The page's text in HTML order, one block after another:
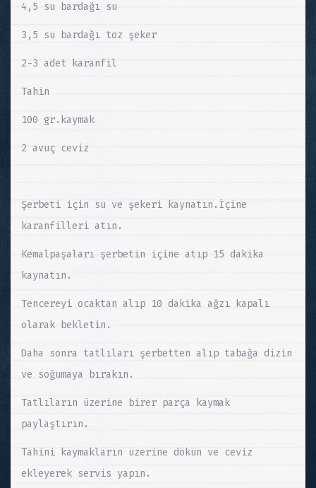
4,5 su bardağı su
3,5 su bardağı toz şeker
2-3 adet karanfil
Tahin
100 gr.kaymak
2 avuç ceviz
Şerbeti için su ve şekeri kaynatın.İçine
karanfilleri atın.
Kemalpaşaları şerbetin içine atıp 15 dakika
kaynatın.
Tencereyi ocaktan alıp 10 dakika ağzı kapalı
olarak bekletin.
Daha sonra tatlıları şerbetten alıp tabağa dizin
ve soğumaya bırakın.
Tatlıların üzerine birer parça kaymak
paylaştırın.
Tahini kaymakların üzerine dökün ve ceviz
ekleyerek servis yapın.